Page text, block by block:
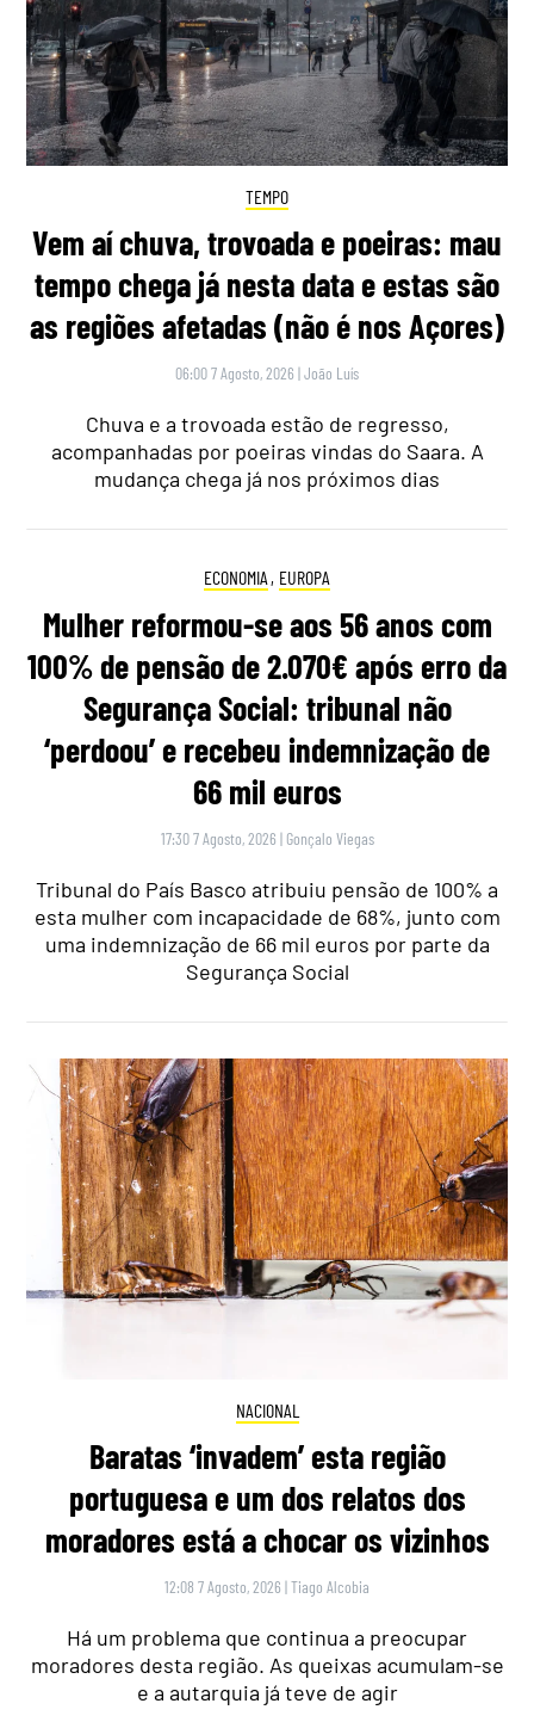
TEMPO
Vem aí chuva, trovoada e poeiras: mau
tempo chega já nesta data e estas são
as regiões afetadas (não é nos Açores)
06:00 7 Agosto, 2026 |João Luís
Chuva e a trovoada estão de regresso,
acompanhadas por poeiras vindas do Saara. A
mudança chega já nos próximos dias
ECONOMIA , EUROPA
Mulher reformou-se aos 56 anos com
100% de pensão de 2.070€ após erro da
Segurança Social: tribunal não
‘perdoou’ e recebeu indemnização de
66 mil euros
17:30 7 Agosto, 2026 | Gonçalo Viegas
Tribunal do País Basco atribuiu pensão de 100% a
esta mulher com incapacidade de 68%, junto com
uma indemnização de 66 mil euros por parte da
Segurança Social
NACIONAL
Baratas ‘invadem’ esta região
portuguesa e um dos relatos dos
moradores está a chocar os vizinhos
12:08 7 Agosto, 2026 |Tiago Alcobia
Há um problema que continua a preocupar
moradores desta região. As queixas acumulam-se
e a autarquia já teve de agir